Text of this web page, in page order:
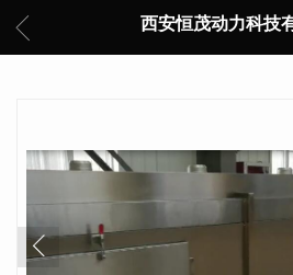
西安恒茂动力科技